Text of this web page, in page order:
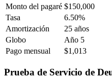
Monto del pagaré $150,000
Tasa
6.50%
Amortización
25 años
Globo
Año 5
Pago mensual
$1,013
Prueba de Servicio de